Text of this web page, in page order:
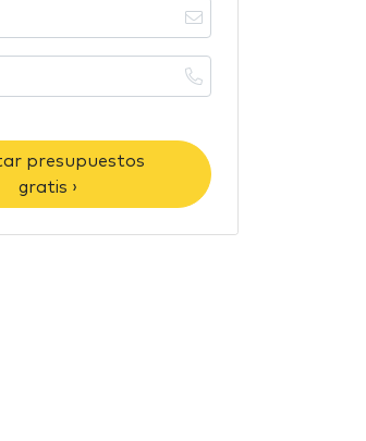
presupuestos
gratis ›